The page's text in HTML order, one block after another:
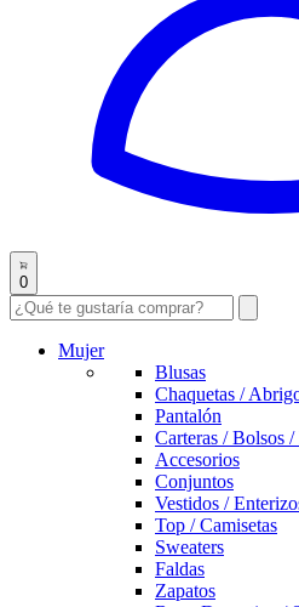
0
Mujer
Blusas
Chaquetas /
Pantalón
Carteras / Bolsos
Accesorios
Conjuntos
Vestidos /
Top / Camisetas
Sweaters
Faldas
Zapatos